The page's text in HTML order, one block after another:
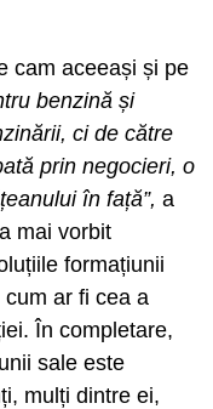
cam aceeași și pe
benzină și
ci de către
prin negocieri, o
în față”, a
mai vorbit
formațiunii
ar fi cea a
În completare,
sale este
mulți dintre ei,